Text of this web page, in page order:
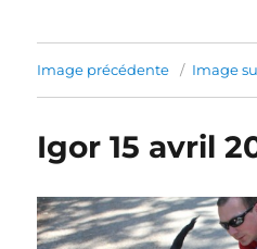
Image précédente Image
Igor 15 avril